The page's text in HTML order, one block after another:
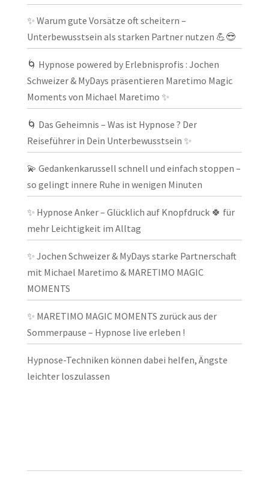
✨ Warum gute Vorsätze oft scheitern –
Unterbewusstsein als starken Partner nutzen 💪😎
🌀 Hypnose powered by Erlebnisprofis : Jochen
Schweizer & MyDays präsentieren Maretimo Magic
Moments von Michael Maretimo ✨
🌀 Das Geheimnis – Was ist Hypnose ? Der
Reiseführer in Dein Unterbewusstsein ✨
💫 Gedankenkarussell schnell und einfach stoppen –
so gelingt innere Ruhe in wenigen Minuten
✨ Hypnose Anker – Glücklich auf Knopfdruck 🍀 für
mehr Leichtigkeit im Alltag
✨ Jochen Schweizer & MyDays starke Partnerschaft
mit Michael Maretimo & MARETIMO MAGIC
MOMENTS
✨ MARETIMO MAGIC MOMENTS zurück aus der
Sommerpause – Hypnose live erleben !
Hypnose-Techniken können dabei helfen, Ängste
leichter loszulassen